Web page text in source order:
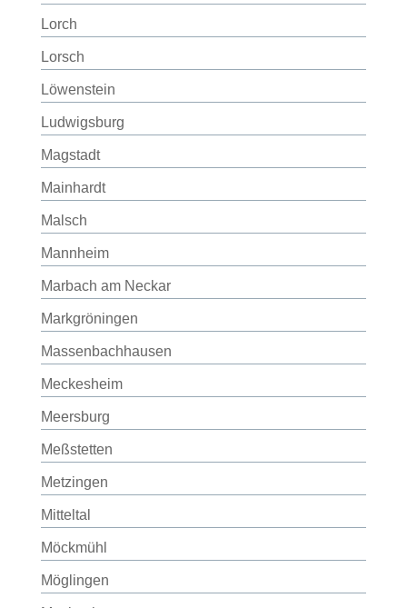
Lorch
Lorsch
Löwenstein
Ludwigsburg
Magstadt
Mainhardt
Malsch
Mannheim
Marbach am Neckar
Markgröningen
Massenbachhausen
Meckesheim
Meersburg
Meßstetten
Metzingen
Mitteltal
Möckmühl
Möglingen